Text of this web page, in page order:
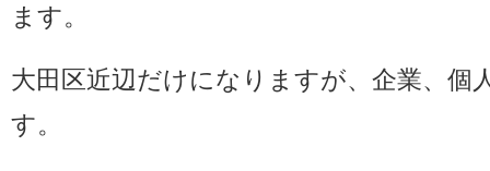
ます。
大田区近辺だけになりますが、企業、個
す。